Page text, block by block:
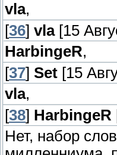
vla,
[36] vla[15
HarbingeR,
[37] Set [15
vla,
[38] HarbingeR
Нет, набор